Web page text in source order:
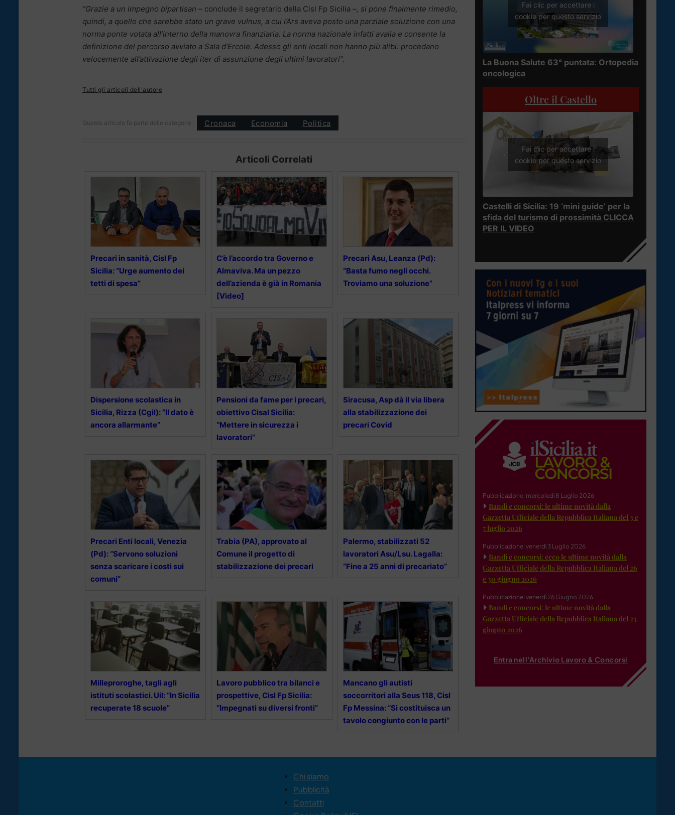
“Grazie a un impegno bipartisan – conclude il segretario della Cisl Fp Sicilia –, si pone finalmente rimedio,
quindi, a quello che sarebbe stato un grave vulnus, a cui l’Ars aveva posto una parziale soluzione con una
norma ponte votata all’interno della manovra finanziaria. La norma nazionale infatti avalla e consente la
definizione del percorso avviato a Sala d’Ercole. Adesso gli enti locali non hanno più alibi: procedano
velocemente all’attivazione degli iter di assunzione degli ultimi lavoratori”.
Tutti gli articoli dell'autore
Questo articolo fa parte delle categorie: Cronaca Economia Politica
Articoli Correlati
Precari in sanità, Cisl Fp
Sicilia: “Urge aumento dei
tetti di spesa”
C’è l’accordo tra Governo e
Almaviva. Ma un pezzo
dell’azienda è già in Romania
[Video]
Precari Asu, Leanza (Pd):
“Basta fumo negli occhi.
Troviamo una soluzione”
Dispersione scolastica in
Sicilia, Rizza (Cgil): “Il dato è
ancora allarmante”
Pensioni da fame per i precari,
obiettivo Cisal Sicilia:
“Mettere in sicurezza i
lavoratori”
Siracusa, Asp dà il via libera
alla stabilizzazione dei
precari Covid
Precari Enti locali, Venezia
(Pd): “Servono soluzioni
senza scaricare i costi sui
comuni”
Trabia (PA), approvato al
Comune il progetto di
stabilizzazione dei precari
Palermo, stabilizzati 52
lavoratori Asu/Lsu. Lagalla:
“Fine a 25 anni di precariato”
Milleproroghe, tagli agli
istituti scolastici. Uil: “In Sicilia
recuperate 18 scuole”
Lavoro pubblico tra bilanci e
prospettive, Cisl Fp Sicilia:
“Impegnati su diversi fronti”
Mancano gli autisti
soccorritori alla Seus 118, Cisl
Fp Messina: “Si costituisca un
tavolo congiunto con le parti”
Fai clic per accettare i
cookie per questo servizio
La Buona Salute 63° puntata: Ortopedia
oncologica
Oltre il Castello
Fai clic per accettare i
cookie per questo servizio
Castelli di Sicilia: 19 ‘mini guide’ per la
sfida del turismo di prossimità CLICCA
PER IL VIDEO
Pubblicazione: mercoledì 8 Luglio 2026
Bandi e concorsi: le ultime novità dalla
Gazzetta Ufficiale della Repubblica Italiana del 3 e
7 luglio 2026
Pubblicazione: venerdì 3 Luglio 2026
Bandi e concorsi: ecco le ultime novità dalla
Gazzetta Ufficiale della Repubblica Italiana del 26
e 30 giugno 2026
Pubblicazione: venerdì 26 Giugno 2026
Bandi e concorsi: le ultime novità dalla
Gazzetta Ufficiale della Repubblica Italiana del 23
giugno 2026
Entra nell'Archivio Lavoro & Concorsi
Chi siamo
Pubblicità
Contatti